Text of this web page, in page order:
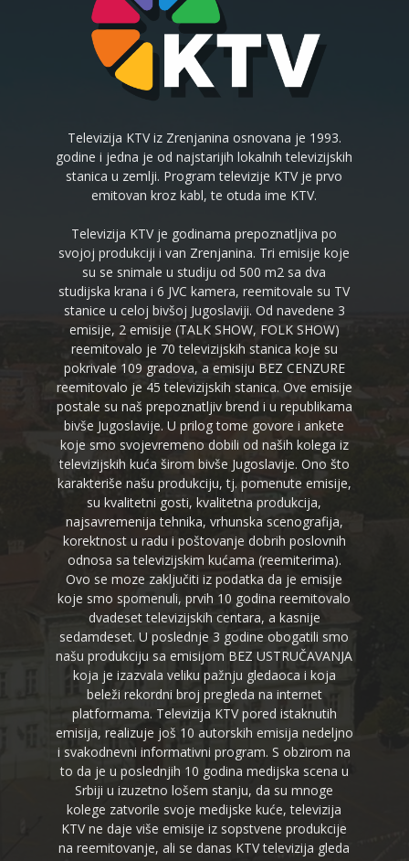
Televizija KTV iz Zrenjanina osnovana je 1993.
godine i jedna je od najstarijih lokalnih televizijskih
stanica u zemlji. Program televizije KTV je prvo
emitovan kroz kabl, te otuda ime KTV.
Televizija KTV je godinama prepoznatljiva po
svojoj produkciji i van Zrenjanina. Tri emisije koje
su se snimale u studiju od 500 m2 sa dva
studijska krana i 6 JVC kamera, reemitovale su TV
stanice u celoj bivšoj Jugoslaviji. Od navedene 3
emisije, 2 emisije (TALK SHOW, FOLK SHOW)
reemitovalo je 70 televizijskih stanica koje su
pokrivale 109 gradova, a emisiju BEZ CENZURE
reemitovalo je 45 televizijskih stanica. Ove emisije
postale su naš prepoznatljiv brend i u republikama
bivše Jugoslavije. U prilog tome govore i ankete
koje smo svojevremeno dobili od naših kolega iz
televizijskih kuća širom bivše Jugoslavije. Ono što
karakteriše našu produkciju, tj. pomenute emisije,
su kvalitetni gosti, kvalitetna produkcija,
najsavremenija tehnika, vrhunska scenografija,
korektnost u radu i poštovanje dobrih poslovnih
odnosa sa televizijskim kućama (reemiterima).
Ovo se moze zaključiti iz podatka da je emisije
koje smo spomenuli, prvih 10 godina reemitovalo
dvadeset televizijskih centara, a kasnije
sedamdeset. U poslednje 3 godine obogatili smo
našu produkciju sa emisijom BEZ USTRUČAVANJA
koja je izazvala veliku pažnju gledaoca i koja
beleži rekordni broj pregleda na internet
platformama. Televizija KTV pored istaknutih
emisija, realizuje još 10 autorskih emisija nedeljno
i svakodnevni informativni program. S obzirom na
to da je u poslednjih 10 godina medijska scena u
Srbiji u izuzetno lošem stanju, da su mnoge
kolege zatvorile svoje medijske kuće, televizija
KTV ne daje više emisije iz sopstvene produkcije
na reemitovanje, ali se danas KTV televizija gleda